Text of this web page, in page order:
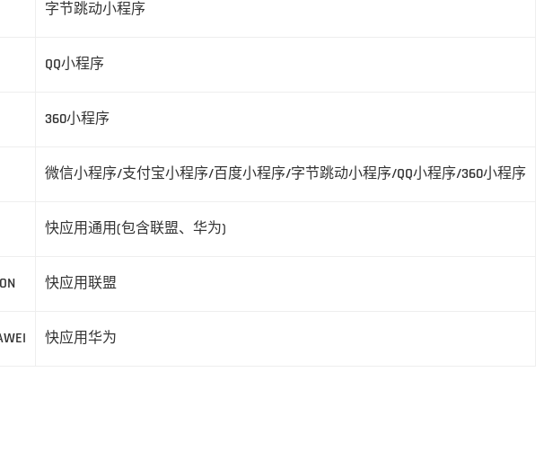
字节跳动小程序
QQ小程序
360小程序
微信小程序/支付宝小程序/百度小程序/字节跳动小程序/QQ小程序/360小程序
快应用通用(包含联盟、华为)
快应用联盟
快应用华为